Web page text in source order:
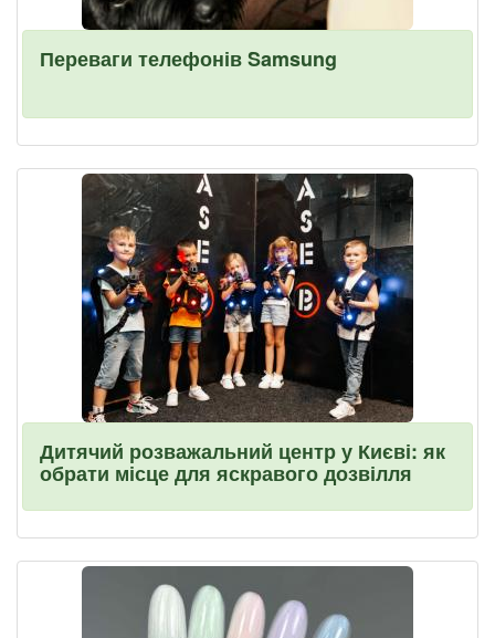
Переваги телефонів Samsung
Дитячий розважальний центр у Києві: як
обрати місце для яскравого дозвілля